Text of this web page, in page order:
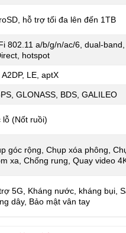
hỗ trợ tối đa lên đến 1TB
802.11 a/b/g/n/ac/6, dual-band,
hotspot
LE, aptX
GLONASS, BDS, GALILEO
lỗ (Nốt ruồi)
góc rộng, Chụp xóa phông,
xa, Chống rung, Quay video
5G, Kháng nước, kháng bụi,
dây, Bảo mật vân tay